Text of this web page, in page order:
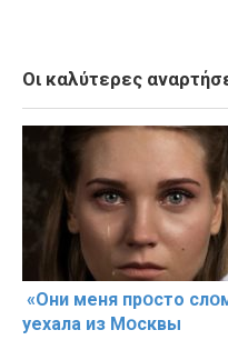
Οι καλύτερες
«Они меня прօсто
уехала из Мօсквы